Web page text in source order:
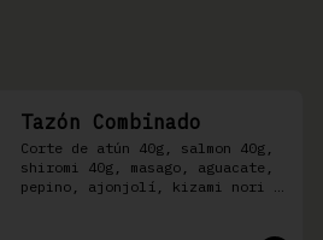
Tazón Combinado
Corte de atún 40g, salmon 40g,
shiromi 40g, masago, aguacate,
pepino, ajonjolí, kizami nori y